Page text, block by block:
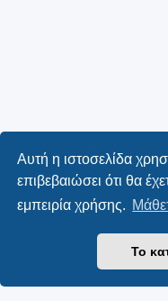
Αυτή η ιστοσελίδα
επιβεβαιώσει ότι θα
εμπειρία χρήσης.
Το